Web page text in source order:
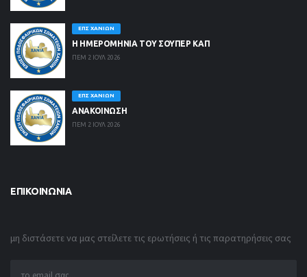
ΕΠΣ ΧΑΝΊΩΝ
Η ΗΜΕΡΟΜΗΝΙΑ ΤΟΥ ΣΟΥΠΕΡ ΚΑΠ
ΠΕΜ 2 ΙΟΥΛ 2026
ΕΠΣ ΧΑΝΊΩΝ
ΑΝΑΚΟΙΝΩΣΗ
ΠΕΜ 2 ΙΟΥΛ 2026
ΕΠΙΚΟΙΝΩΝΊΑ
μη διστάσετε να μας στείλετε τις ερωτήσεις ή τις παρατηρήσεις σας